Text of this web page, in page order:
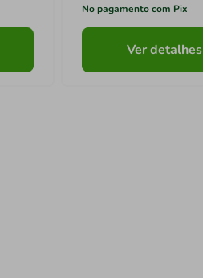
No pagamento com Pix
Ver detalhes